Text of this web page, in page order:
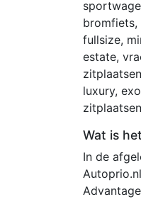
bromfiets,
fullsize,
estate,
luxury,
Wat is
In de